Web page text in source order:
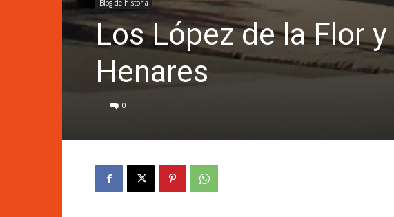
Blog de historia
Los López de la Flor
Henares
0